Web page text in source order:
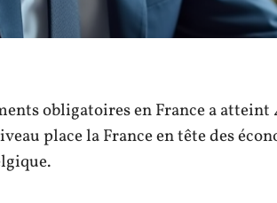
obligatoires en France a atteint
place la France en tête des